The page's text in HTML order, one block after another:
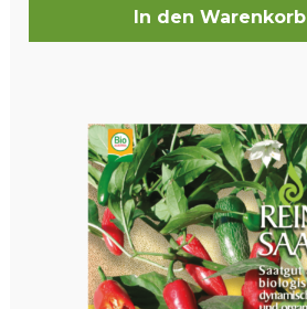
In den Warenkorb